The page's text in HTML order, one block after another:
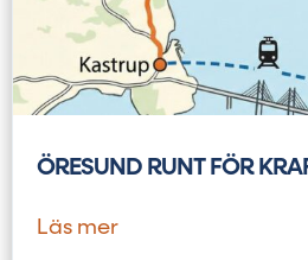
ÖRESUND RUNT FÖR
Läs mer